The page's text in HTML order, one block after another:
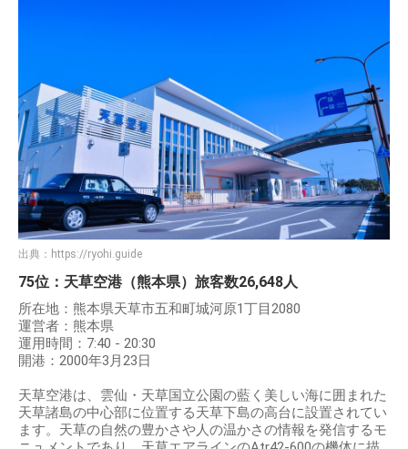
出典： https://ryohi.guide
75位：天草空港（熊本県）旅客数26,648人
所在地：熊本県天草市五和町城河原1丁目2080
運営者：熊本県
運用時間：7:40 - 20:30
開港：2000年3月23日
天草空港は、雲仙・天草国立公園の藍く美しい海に囲まれた
天草諸島の中心部に位置する天草下島の高台に設置されてい
ます。天草の自然の豊かさや人の温かさの情報を発信するモ